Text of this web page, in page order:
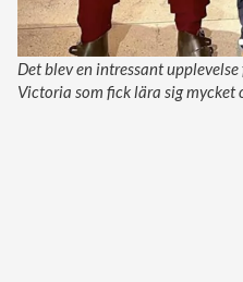
Det blev en intressant
Victoria som fick lära sig mycket